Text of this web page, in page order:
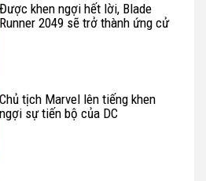
Được khen ngợi hết lời, Blade
Runner 2049 sẽ trở thành ứng cử
Chủ tịch Marvel lên tiếng khen
ngợi sự tiến bộ của DC